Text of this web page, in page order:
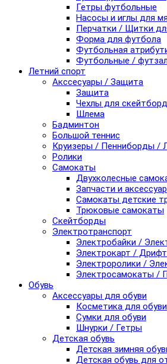
Гетры футбольные
Насосы и иглы для
Перчатки / Щитки
Форма для футбола
Футбольная
Футбольные /
Летний спорт
Акссесуары / Защита
Защита
Чехлы для
Шлема
Бадминтон
Большой теннис
Круизеры / Пенниборды /
Ролики
Самокаты
Двухколесные
Запчасти и
Самокаты детские
Трюковые самокаты
Скейтборды
Электротранспорт
Электробайки /
Электрокарт /
Электроролики /
Электросамокаты /
Обувь
Аксессуары для обуви
Косметика для обуви
Сумки для обуви
Шнурки / Гетры
Детская обувь
Детская зимняя
Детская обувь для